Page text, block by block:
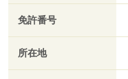
免許番号
所在地